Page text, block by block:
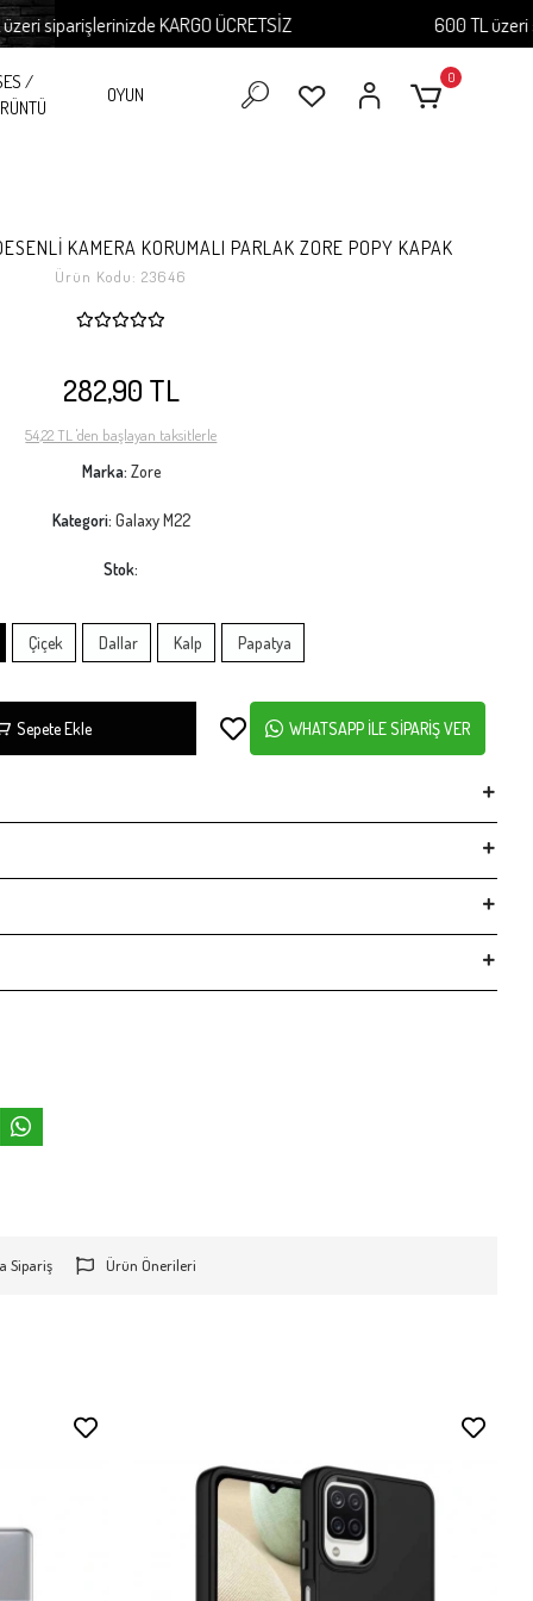
KARGO ÜCRETSİZ 600 TL üzeri
/
OYUN
0
KAMERA KORUMALI PARLAK ZORE POPY KAPAK
Ürün Kodu:23646
282,90 TL
54,22 TL 'den başlayan taksitlerle
Marka: Zore
Kategori: Galaxy M22
Stok:
Çiçek Dallar Kalp Papatya
Sepete Ekle WHATSAPP İLE SİPARİŞ VER
Sipariş Ürün Önerileri